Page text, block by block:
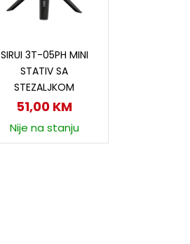
SIRUI 3T-05PH MINI
STATIV SA
STEZALJKOM
51,00 KM
Nije na stanju